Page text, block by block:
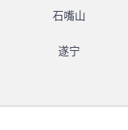
石嘴山
遂宁